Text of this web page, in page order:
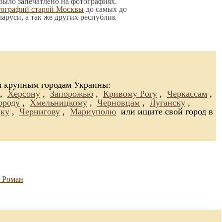
старой Москвы до самых до
а так же других республик
крупным городам Украины:
, Херсону , Запорожью , Кривому Рогу , Черкассам ,
, Хмельницкому , Черновцам , Луганску ,
, Чернигову , Мариуполю или ищите свой город в
Роман